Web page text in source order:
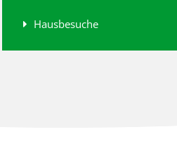
Hausbesuche